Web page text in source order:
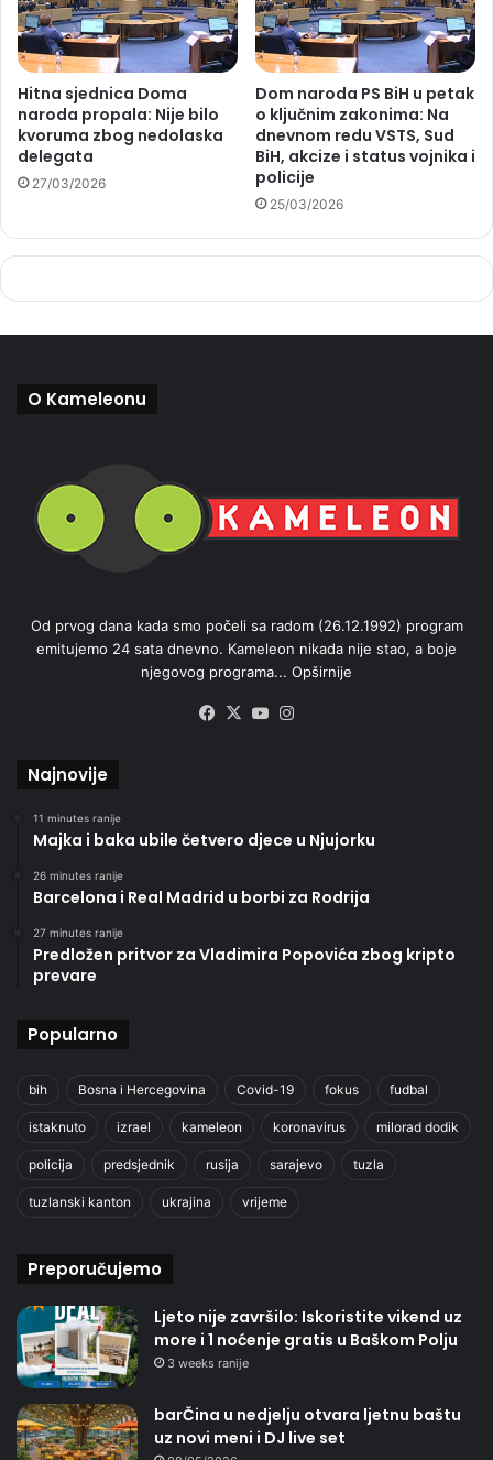
Hitna sjednica Doma
naroda propala: Nije bilo
kvoruma zbog nedolaska
delegata
27/03/2026
Dom naroda PS BiH u petak
o ključnim zakonima: Na
dnevnom redu VSTS, Sud
BiH, akcize i status vojnika i
policije
25/03/2026
O Kameleonu
Od prvog dana kada smo počeli sa radom (26.12.1992) program
emitujemo 24 sata dnevno. Kameleon nikada nije stao, a boje
njegovog programa... Opširnije
Facebook
X YouTube
Najnovije
11 minutes ranije
Majka i baka ubile četvero djece u Njujorku
26 minutes ranije
Barcelona i Real Madrid u borbi za Rodrija
27 minutes ranije
Predložen pritvor za Vladimira Popovića zbog kripto
prevare
Popularno
bih Bosna i Hercegovina Covid-19 fokus fudbal
istaknuto izrael kameleon koronavirus milorad dodik
policija predsjednik rusija sarajevo tuzla
tuzlanski kanton ukrajina vrijeme
Preporučujemo
Ljeto nije završilo: Iskoristite vikend uz
more i 1 noćenje gratis u Baškom Polju
3 weeks ranije
barČina u nedjelju otvara ljetnu baštu
uz novi meni i DJ live set